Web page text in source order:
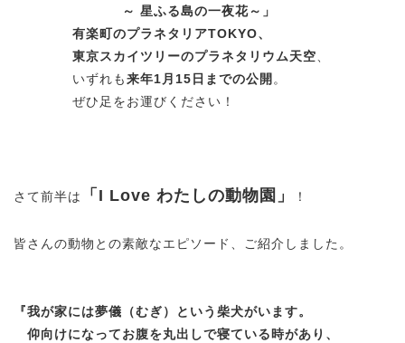
～ 星ふる島の一夜花～」
有楽町のプラネタリアTOKYO、
東京スカイツリーのプラネタリウム天空、
いずれも来年1月15日までの公開 。
ぜひ足をお運びください！
さて前半は 「I Love わたしの動物園」 ！
皆さんの動物との素敵なエピソード、ご紹介しました。
『我が家には夢儀（むぎ）という柴犬がいます。
仰向けになってお腹を丸出しで寝ている時があり、